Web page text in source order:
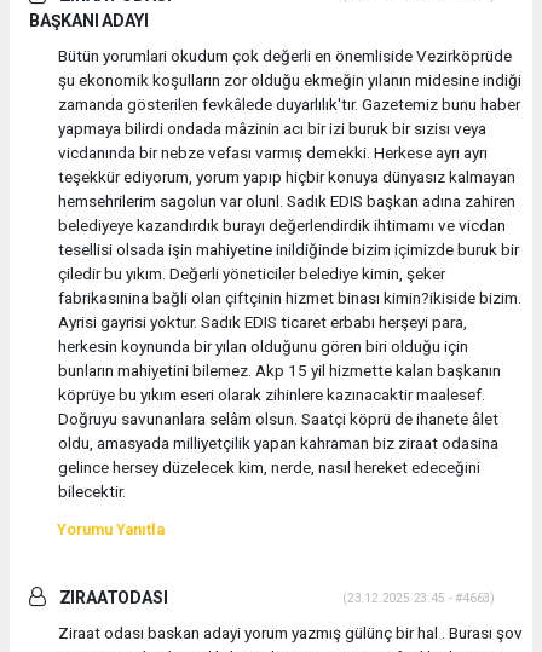
BAŞKANI ADAYI
Bütün yorumlari okudum çok değerli en önemliside Vezirköprüde
şu ekonomik koşulların zor olduğu ekmeğin yılanın midesine indiği
zamanda gösterilen fevkâlede duyarlılık'tır. Gazetemiz bunu haber
yapmaya bilirdi ondada mâzinin acı bir izi buruk bir sızisı veya
vicdanında bir nebze vefası varmış demekki. Herkese ayrı ayrı
teşekkür ediyorum, yorum yapıp hiçbir konuya dünyasız kalmayan
hemsehrilerim sagolun var olunl. Sadık EDIS başkan adına zahiren
belediyeye kazandırdık burayı değerlendirdik ihtimamı ve vicdan
tesellisi olsada işin mahiyetine inildiğinde bizim içimizde buruk bir
çiledir bu yıkım. Değerli yöneticiler belediye kimin, şeker
fabrikasınina bağli olan çiftçinin hizmet binası kimin?ikiside bizim.
Ayrisi gayrisi yoktur. Sadık EDIS ticaret erbabı herşeyi para,
herkesin koynunda bir yılan olduğunu gören biri olduğu için
bunların mahiyetini bilemez. Akp 15 yil hizmette kalan başkanın
köprüye bu yıkım eseri olarak zihinlere kazınacaktir maalesef.
Doğruyu savunanlara selâm olsun. Saatçi köprü de ihanete âlet
oldu, amasyada milliyetçilik yapan kahraman biz ziraat odasina
gelince hersey düzelecek kim, nerde, nasıl hereket edeceğini
bilecektir.
Yorumu Yanıtla
ZIRAATODASI (23.12.2025 23:45 - #4663)
Ziraat odası baskan adayi yorum yazmış gülünç bir hal . Burası şov